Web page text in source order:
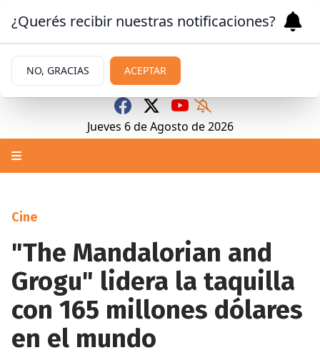
Jueves 6 de Agosto de 2026
Cine
"The Mandalorian and
Grogu" lidera la taquilla
con 165 millones dólares
en el mundo
¿Querés recibir nuestras notificaciones?
NO, GRACIAS ACEPTAR